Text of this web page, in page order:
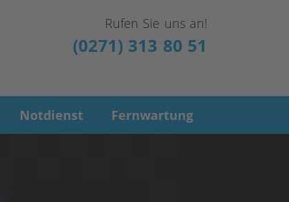
Rufen Sie uns an!
(0271) 313 80 51
Notdienst Fernwartung